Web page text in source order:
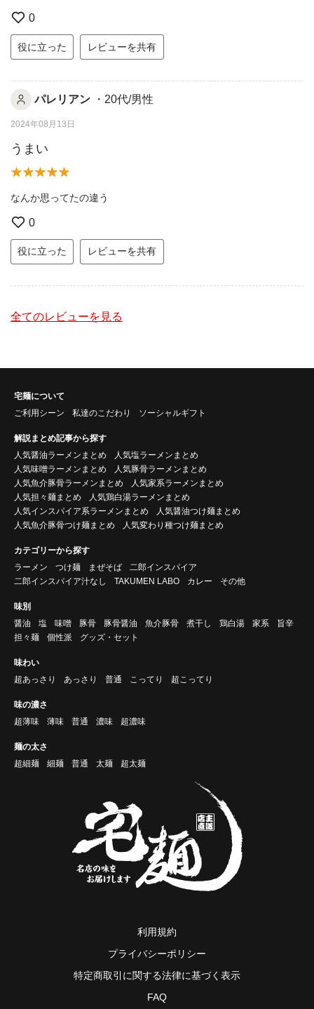
0
役に立った レビューを共有
パレリアン ・20代/男性
2024年08月13日
うまい
なんか思ってたの違う
0
役に立った レビューを共有
全てのレビューを見る
宅麺について
ご利用シーン
私達のこだわり ソーシャルギフト
解説まとめ記事から探す
人気醤油ラーメンまとめ
人気塩ラーメンまとめ
人気味噌ラーメンまとめ
人気豚骨ラーメンまとめ
人気魚介豚骨ラーメンまとめ
人気家系ラーメンまとめ
人気担々麺まとめ
人気鶏白湯ラーメンまとめ
人気インスパイア系ラーメンまとめ
人気醤油つけ麺まとめ
人気魚介豚骨つけ麺まとめ
人気変わり種つけ麺まとめ
カテゴリーから探す
ラーメン
つけ麺 まぜそば
二郎インスパイア
二郎インスパイア汁なし
TAKUMEN LABO カレー その他
味別
醤油
塩 味噌 豚骨 豚骨醤油 魚介豚骨 煮干し 鶏白湯 家系
旨辛
担々麺
個性派 グッズ・セット
味わい
超あっさり
あっさり 普通 こってり 超こってり
味の濃さ
超薄味
薄味 普通 濃味 超濃味
麺の太さ
超細麺
細麺 普通 太麺 超太麺
利用規約
プライバシーポリシー
特定商取引に関する法律に基づく表示
FAQ